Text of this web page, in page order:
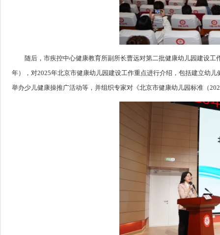
随后，市疾控中心健康教育所副所长曹远对第二批健康幼儿园建设
年），对2025年北京市健康幼儿园建设工作重点进行介绍，包括建立幼
举办少儿健康操推广活动等，并组织专家对《北京市健康幼儿园标准（